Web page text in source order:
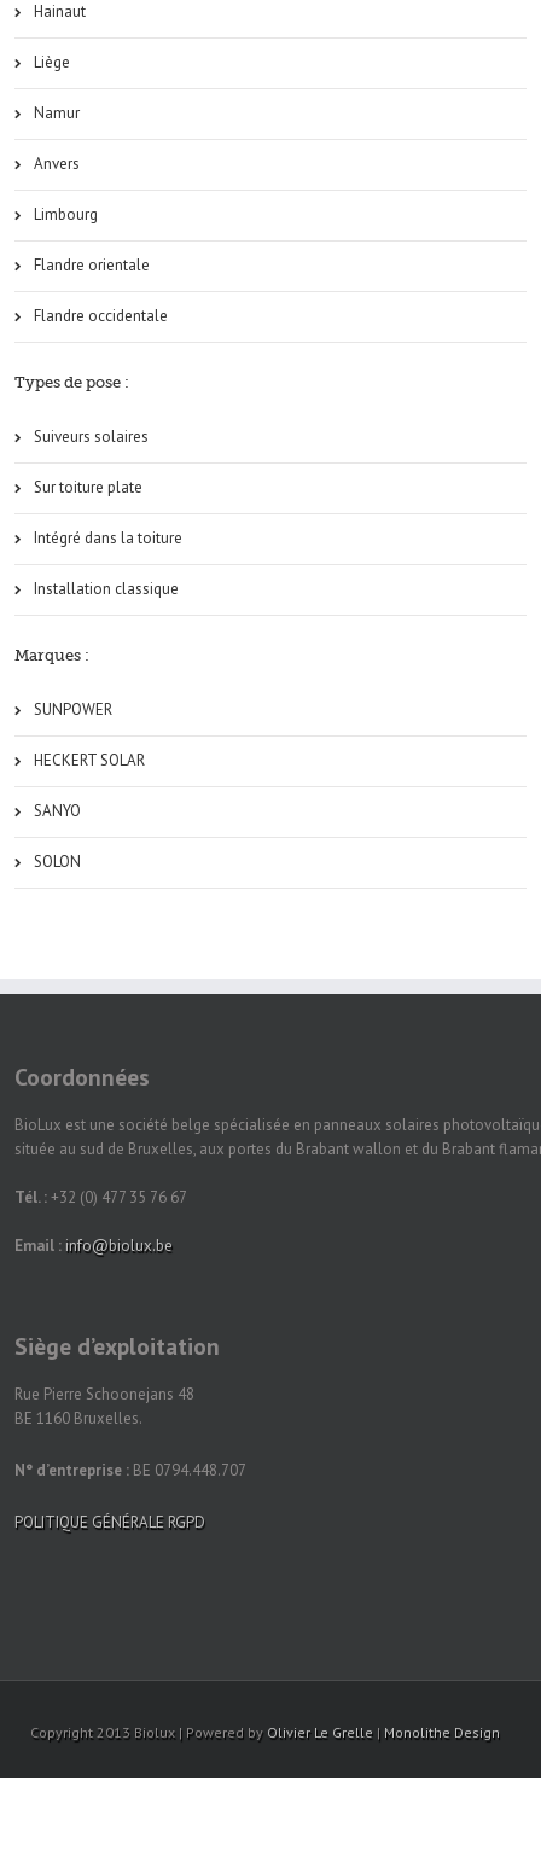
Hainaut
Liège
Namur
Anvers
Limbourg
Flandre orientale
Flandre occidentale
Types de pose :
Suiveurs solaires
Sur toiture plate
Intégré dans la toiture
Installation classique
Marques :
SUNPOWER
HECKERT SOLAR
SANYO
SOLON
Coordonnées
BioLux est une société belge spécialisée en panneaux solaires
située au sud de Bruxelles, aux portes du Brabant wallon et du Brabant
Tél. :+32 (0) 477 35 76 67
Email : info@biolux.be
Siège d’exploitation
Rue Pierre Schoonejans 48
BE 1160 Bruxelles.
N° d’entreprise : BE 0794.448.707
POLITIQUE GÉNÉRALE RGPD
Copyright 2013 Biolux | Powered by Olivier Le Grelle | Monolithe Design